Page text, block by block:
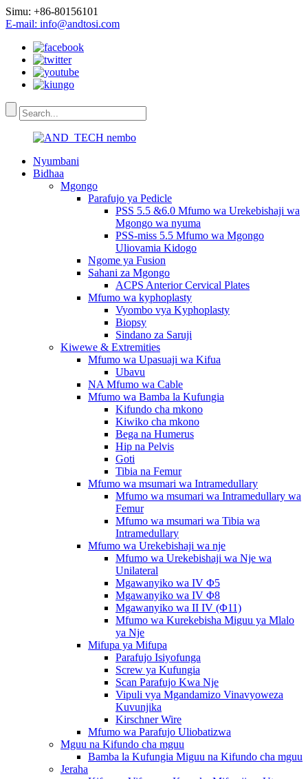
Simu: +86-80156101
E-mail: info@andtosi.com
Nyumbani
Bidhaa
Mgongo
Parafujo ya Pedicle
PSS 5.5 &6.0 Mfumo wa Urekebishaji wa
Mgongo wa nyuma
PSS-miss 5.5 Mfumo wa Mgongo
Uliovamia Kidogo
Ngome ya Fusion
Sahani za Mgongo
ACPS Anterior Cervical Plates
Mfumo wa kyphoplasty
Vyombo vya Kyphoplasty
Biopsy
Sindano za Saruji
Kiwewe & Extremities
Mfumo wa Upasuaji wa Kifua
Ubavu
NA Mfumo wa Cable
Mfumo wa Bamba la Kufungia
Kifundo cha mkono
Kiwiko cha mkono
Bega na Humerus
Hip na Pelvis
Goti
Tibia na Femur
Mfumo wa msumari wa Intramedullary
Mfumo wa msumari wa Intramedullary wa
Femur
Mfumo wa msumari wa Tibia wa
Intramedullary
Mfumo wa Urekebishaji wa nje
Mfumo wa Urekebishaji wa Nje wa
Unilateral
Mgawanyiko wa IV Φ5
Mgawanyiko wa IV Φ8
Mgawanyiko wa II IV (Φ11)
Mfumo wa Kurekebisha Miguu ya Mlalo
ya Nje
Mifupa ya Mifupa
Parafujo Isiyofunga
Screw ya Kufungia
Scan Parafujo Kwa Nje
Vipuli vya Mgandamizo Vinavyoweza
Kuvunjika
Kirschner Wire
Mfumo wa Parafujo Uliobatizwa
Mguu na Kifundo cha mguu
Bamba la Kufungia Miguu na Kifundo cha mguu
Jeraha